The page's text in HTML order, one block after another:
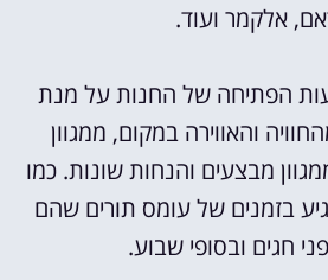
אלקמר ועוד.
הפתיחה של החנות על מנת
והאווירה במקום, ממגוון
מבצעים והנחות שונות. כמו
בזמנים של עומס תורים שהם
חגים ובסופי שבוע.